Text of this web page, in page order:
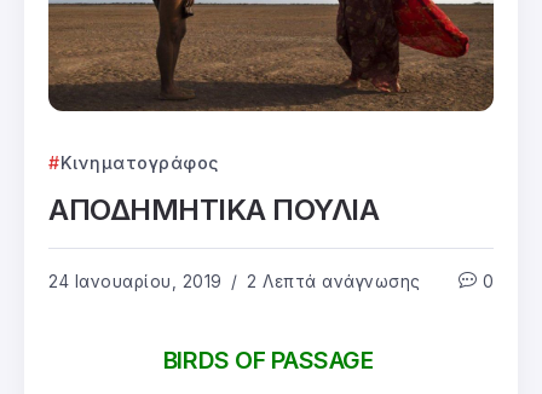
Κινηματογράφος
ΑΠΟΔΗΜΗΤΙΚΑ ΠΟΥΛΙΑ
24 Ιανουαρίου, 2019 2 Λεπτά ανάγνωσης 0
BIRDS OF PASSAGE